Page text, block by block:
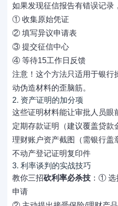
如果发现征信报告有错误记录
① 收集原始凭证
② 填写异议申请表
③ 提交征信中心
④ 等待15工作日反馈
注意！这个方法只适用于银行
动伪造材料的歪脑筋。
2. 资产证明的加分项
这些证明材料能让审批人员眼
定期存款证明（建议覆盖贷款
理财账户资产截图（需银行盖
不动产登记证明复印件
3. 利率谈判的实战技巧
教你三招砍利率必杀技 ：① 选
申请